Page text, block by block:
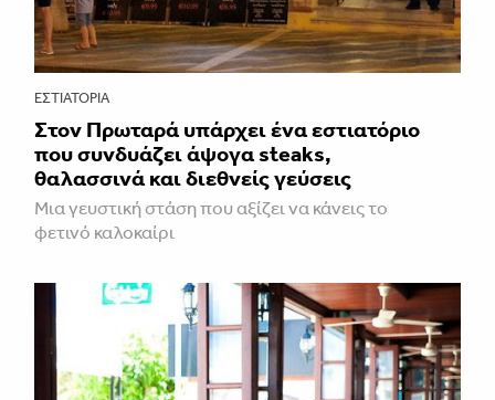
ΕΣΤΙΑΤΌΡΙΑ
Στον Πρωταρά υπάρχει ένα εστιατόριο
που συνδυάζει άψογα steaks,
θαλασσινά και διεθνείς γεύσεις
Μια γευστική στάση που αξίζει να κάνεις το
φετινό καλοκαίρι